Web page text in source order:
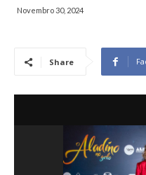
Novembro 30, 2024
Share